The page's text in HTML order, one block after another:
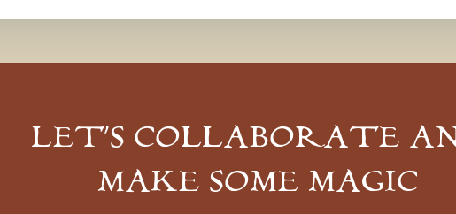
LET’S COLLABORATE
MAKE SOME MAGIC